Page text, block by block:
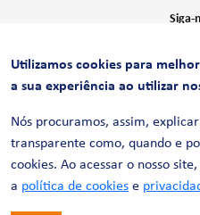
Siga-
CERTIFICAÇÕES
Utilizamos cookies para
a sua experiência ao utilizar
Nós procuramos, assim,
transparente como, quando e
cookies. Ao acessar o nosso
a política de cookies e